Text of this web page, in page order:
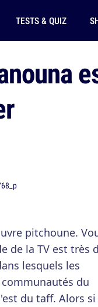
TESTS & QUIZ
pitchoune.
de la TV est très
lesquels les
du
du taff. Alors si